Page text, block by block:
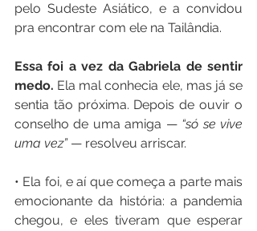
pelo Sudeste Asiático, e a convidou
pra encontrar com ele na Tailândia.
Essa foi a vez da Gabriela de sentir
medo. Ela mal conhecia ele, mas já se
sentia tão próxima. Depois de ouvir o
conselho de uma amiga — “só se vive
uma vez” — resolveu arriscar.
• Ela foi, e aí que começa a parte mais
emocionante da história: a pandemia
chegou, e eles tiveram que esperar